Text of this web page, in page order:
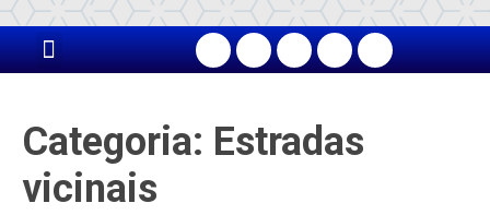
Categoria: Estradas
vicinais